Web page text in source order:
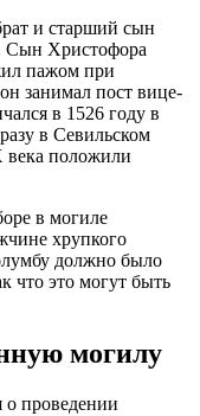
и старший сын
Сын Христофора
пажом при
занимал пост вице-
в 1526 году в
в Севильском
века положили
в могиле
хрупкого
должно было
что это могут быть
могилу
проведении